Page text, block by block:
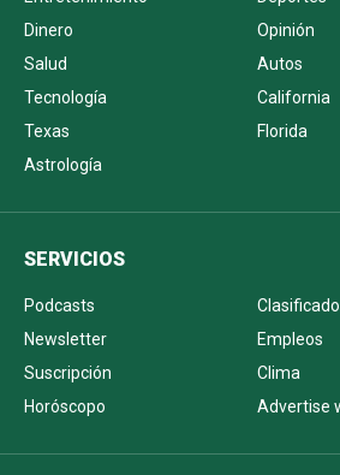
Dinero
Opinión
Salud
Autos
Tecnología
California
Texas
Florida
Astrología
SERVICIOS
Podcasts
Newsletter
Empleos
Suscripción
Clima
Horóscopo
Advertise